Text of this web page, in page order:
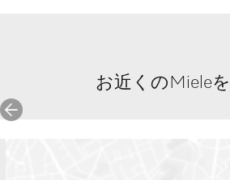
お近くのMiele